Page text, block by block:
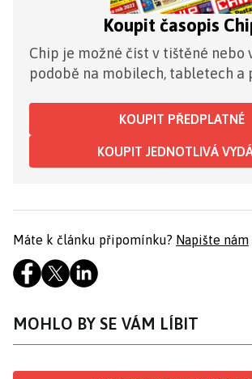
Koupit časopis
Chip je možné číst v tištěné nebo
podobě na mobilech, tabletech a
KOUPIT PŘEDPLATNÉ
KOUPIT JEDNOTLIVÁ
Máte k článku připomínku? Napište nám
MOHLO BY SE VÁM LÍBIT